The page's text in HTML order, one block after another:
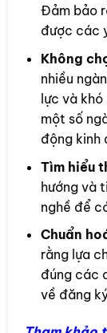
Đảm bảo
được các
Không
nhiều
lực và
một số
động kinh
Tìm hiểu
hướng và
nghề để
Chuẩn
rằng lựa
đúng các
về đăng